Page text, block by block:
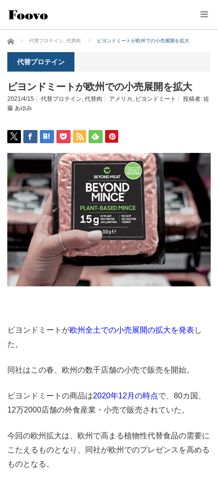
ホーム 代替プロテイン 代替肉 ビヨンドミートが欧州での小売展開を拡大
代替プロテイン
ビヨンドミートが欧州での小売展開を拡大
2021/4/15 代替プロテイン, 代替肉 アメリカ , ビヨンドミート 投稿者: 佐
藤 あゆみ
ビヨンドミートが欧州全土での小売展開の拡大を発表 し
た。
同社はこの春、欧州の数千店舗の小売で販売を開始。
ビヨンドミートの商品は2020年12月の時点で、80カ国、
12万2000店舗の外食産業・小売で販売されていた。
今回の欧州拡大は、欧州で高まる植物性代替食品の需要に
こたえるものとなり、同社が欧州でのプレゼンスを高める
ものとなる。